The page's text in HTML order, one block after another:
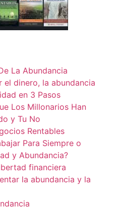
La Abundancia
el dinero, la abundancia
en 3 Pasos
Los Millonarios Han
y Tu No
Rentables
Para Siempre o
y Abundancia?
financiera
la abundancia y la